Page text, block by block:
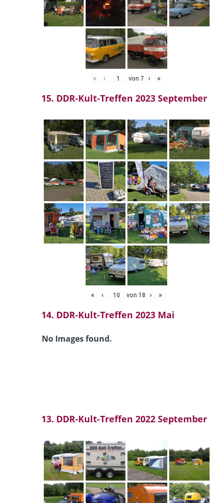
« ‹ von 7 › »
15. DDR-Kult-Treffen 2023 September
« ‹ von 18 › »
14. DDR-Kult-Treffen 2023 Mai
No Images found.
13. DDR-Kult-Treffen 2022 September